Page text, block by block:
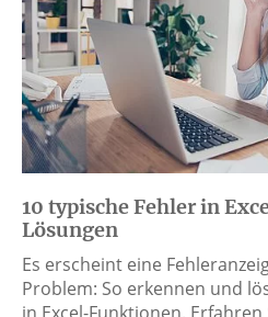
10 typische Fehler in
Lösungen
Es erscheint eine
Problem: So erkennen und